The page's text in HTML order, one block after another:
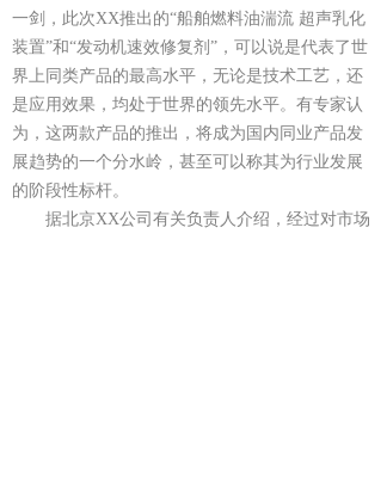
一剑，此次XX推出的“船舶燃料油湍流 超声乳化
装置”和“发动机速效修复剂”，可以说是代表了世
界上同类产品的最高水平，无论是技术工艺，还
是应用效果，均处于世界的领先水平。有专家认
为，这两款产品的推出，将成为国内同业产品发
展趋势的一个分水岭，甚至可以称其为行业发展
的阶段性标杆。
据北京XX公司有关负责人介绍，经过对市场